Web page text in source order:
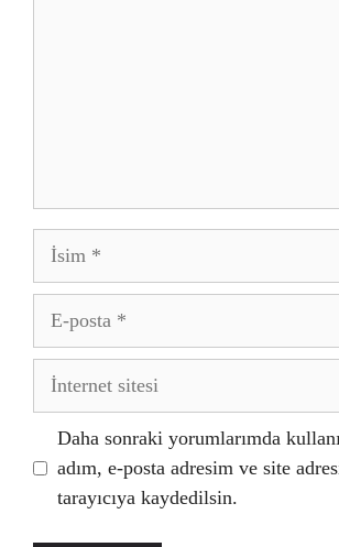
İsim
posta
İnternet
Daha sonraki yorumlarımda
adım, e-posta adresim ve site
tarayıcıya kaydedilsin.